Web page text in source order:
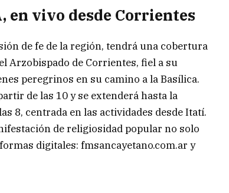
en vivo desde Corrientes
de fe de la región, tendrá una cobertura
Arzobispado de Corrientes, fiel a su
peregrinos en su camino a la Basílica.
de las 10 y se extenderá hasta la
8, centrada en las actividades desde Itatí.
de religiosidad popular no solo
digitales: fmsancayetano.com.ar y